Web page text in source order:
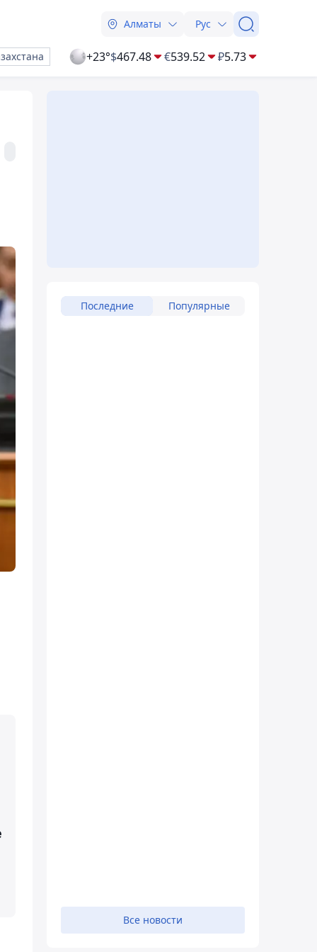
Алматы Рус
+23°$467.48 €539.52 ₽5.73
Последние Популярные
Все новости